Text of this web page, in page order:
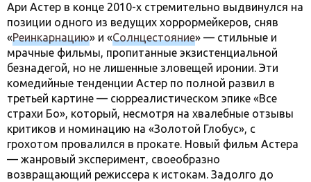
Ари Астер в конце 2010-х стремительно выдвинулся на
позиции одного из ведущих хоррормейкеров, сняв
«Реинкарнацию» и «Солнцестояние» — стильные и
мрачные фильмы, пропитанные экзистенциальной
безнадегой, но не лишенные зловещей иронии. Эти
комедийные тенденции Астер по полной развил в
третьей картине — сюрреалистическом эпике «Все
страхи Бо», который, несмотря на хвалебные отзывы
критиков и номинацию на «Золотой Глобус», с
грохотом провалился в прокате. Новый фильм Астера
— жанровый эксперимент, своеобразно
возвращающий режиссера к истокам. Задолго до